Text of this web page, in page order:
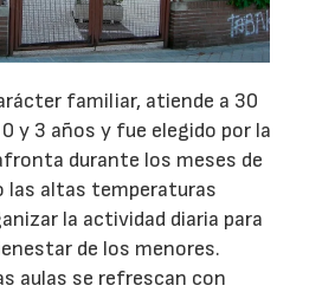
familiar, atiende a 30
y 3 años y fue elegido por la
durante los meses de
las altas temperaturas
la actividad diaria para
de los menores.
aulas se refrescan con